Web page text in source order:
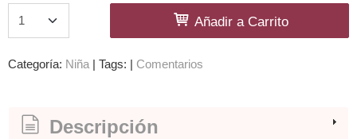
Añadir a Carrito
Categoría: Niña | Tags: | Comentarios
Descripción